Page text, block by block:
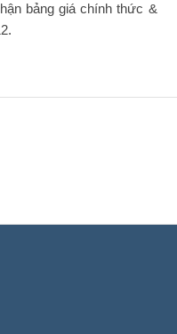
bảng giá chính thức &